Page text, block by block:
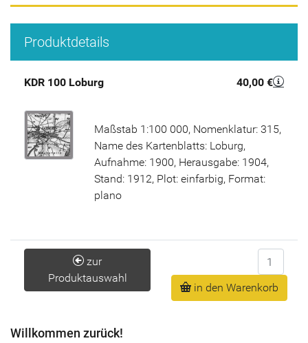
Produktdetails
KDR 100 Loburg 40,00 €
Maßstab 1:100 000, Nomenklatur: 315,
Name des Kartenblatts: Loburg,
Aufnahme: 1900, Herausgabe: 1904,
Stand: 1912, Plot: einfarbig, Format:
plano
zur
Produktauswahl
Anzahl
in den Warenkorb
Willkommen zurück!